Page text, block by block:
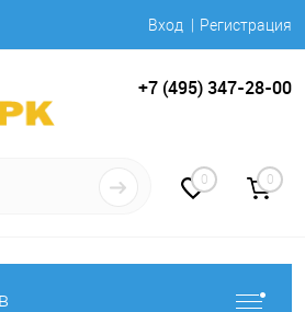
Вход Регистрация
+7 (495) 347-28-00
0 0